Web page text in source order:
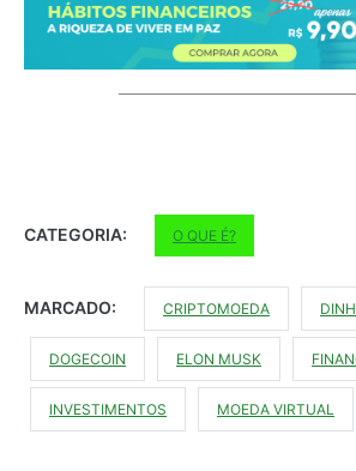
CATEGORIA: O QUE É?
MARCADO: CRIPTOMOEDA
DOGECOIN ELON MUSK
INVESTIMENTOS MOEDA VIRTUAL